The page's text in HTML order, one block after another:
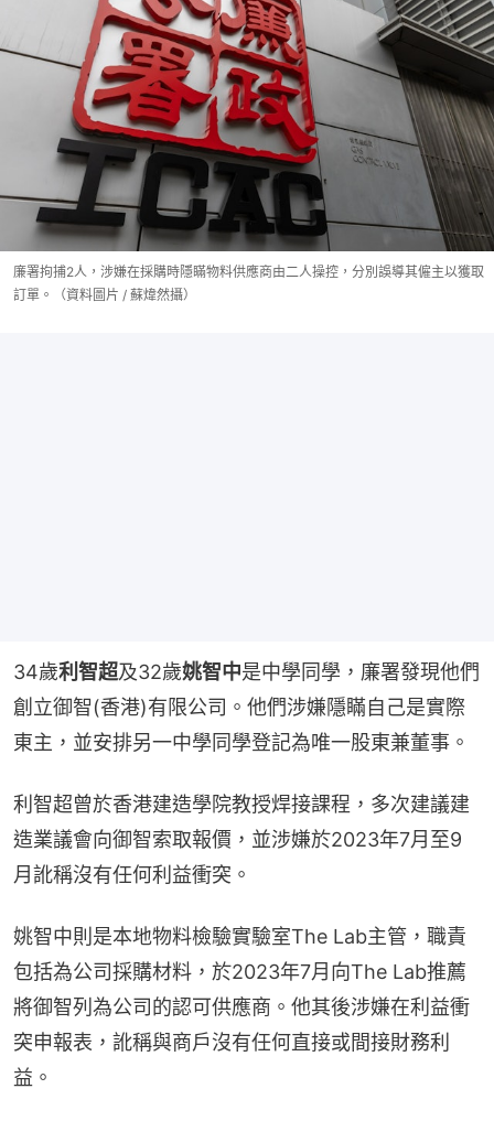
廉署拘捕2人，涉嫌在採購時隱瞞物料供應商由二人操控，分別誤導其僱主以獲取
訂單。（資料圖片 / 蘇煒然攝）
34歲利智超及32歲姚智中是中學同學，廉署發現他們
創立御智(香港)有限公司。他們涉嫌隱瞞自己是實際
東主，並安排另一中學同學登記為唯一股東兼董事。
利智超曾於香港建造學院教授焊接課程，多次建議建
造業議會向御智索取報價，並涉嫌於2023年7月至9
月訛稱沒有任何利益衝突。
姚智中則是本地物料檢驗實驗室The Lab主管，職責
包括為公司採購材料，於2023年7月向The Lab推薦
將御智列為公司的認可供應商。他其後涉嫌在利益衝
突申報表，訛稱與商戶沒有任何直接或間接財務利
益。